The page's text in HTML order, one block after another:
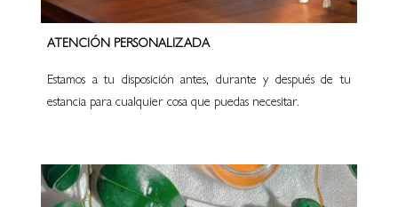
ATENCIÓN PERSONALIZADA
Estamos a tu disposición antes, durante y después de tu
estancia para cualquier cosa que puedas necesitar.